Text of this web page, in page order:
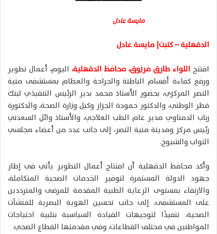
مايسة عادل
الدقهلية – كتبت| مايسة عادل
افتتح اللواء طارق مرزوق، محافظ الدقهلية، اليوم، أعمال تطوير
ورفع كفاءة أقسام الباطنة والجراحة والعظام بمستشفى منية
النصر المركزي، بحضور الأستاذ محمد بدير الرئيس التنفيذي لبنك
قطر الوطني، والدكتور حمودة الجزار وكيل وزارة الصحة، والدكتورة
رباب الدمناوي مدير عام الطب العلاجي، والأستاذ وائل السعدني
رئيس مركز ومدينة منية النصر، إلى جانب عدد من أعضاء مجلسي
النواب والشيوخ.
وأكد محافظ الدقهلية أن افتتاح أعمال التطوير يأتي في إطار
جهود الدولة المستمرة لتوفير الخدمات الصحية المتكاملة،
والارتقاء بمستوى الرعاية الطبية المقدمة للمرضى والمترددين
على المستشفى، إلى جانب تحسين الهوية البصرية للمنشآت
الصحية، تنفيذًا لتوجيهات القيادة السياسية بتلبية احتياجات
المواطنين في مختلف القطاعات، وفي مقدمتها القطاع الصحي.